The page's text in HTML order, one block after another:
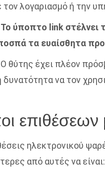
τον λογαριασμό ή την
Το ύποπτο link στέλνει
τα ευαίσθητα
θύτης έχει πλέον
δυνατότητα να τον
ηλεκτρονικού
από αυτές να είναι: